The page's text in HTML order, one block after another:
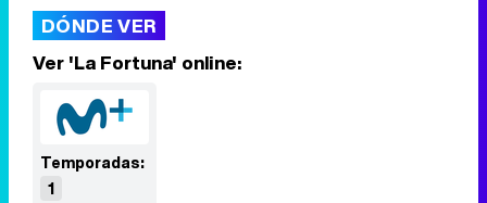
DÓNDE VER
Ver 'La Fortuna' online:
Temporadas:
1